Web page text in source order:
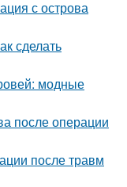
с острова
сделать
модные
после операции
после травм